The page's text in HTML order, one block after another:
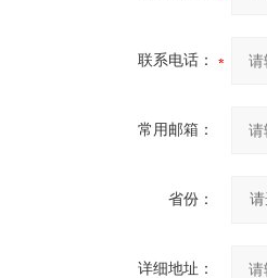
联系电话：
常用邮箱：
省份：
详细地址：